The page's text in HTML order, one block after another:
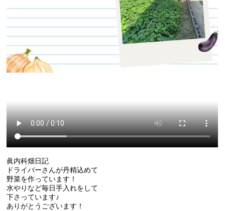
眞内科畑日記
ドライバーさんが丹精込めて
野菜を作っています！
水やりなど毎日手入れをして
下さっています♪
ありがとうございます！